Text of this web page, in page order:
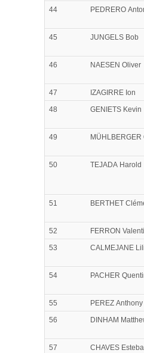
44 PEDRERO
45 JUNGELS Bob
46 NAESEN Oliver
47 IZAGIRRE Ion
48
GENIETS Kevin
49 MÜHLBERGER
50 TEJADA Harold
51 BERTHET
52 FERRON
53
CALMEJANE
54 PACHER
55 PEREZ Anthony
56
DINHAM
57 CHAVES